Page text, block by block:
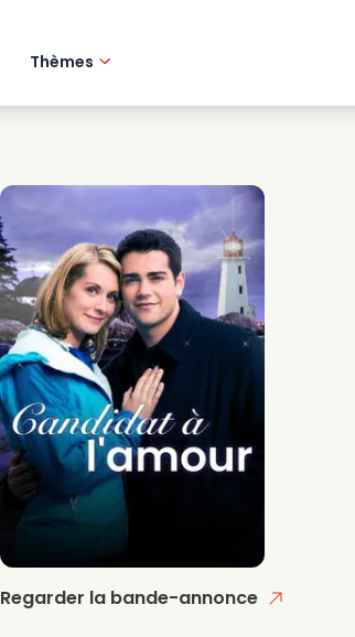
Thèmes
Mysteres
Regarder la bande-annonce